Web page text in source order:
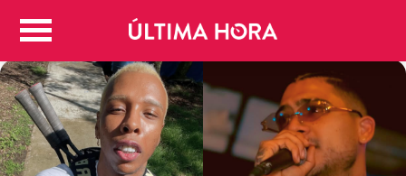
Colombia
Judicial
Politica
Deportes
Positivas